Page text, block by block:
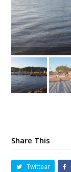
Share This
Twittear